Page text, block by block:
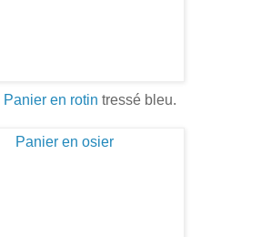
Panier en rotin tressé bleu.